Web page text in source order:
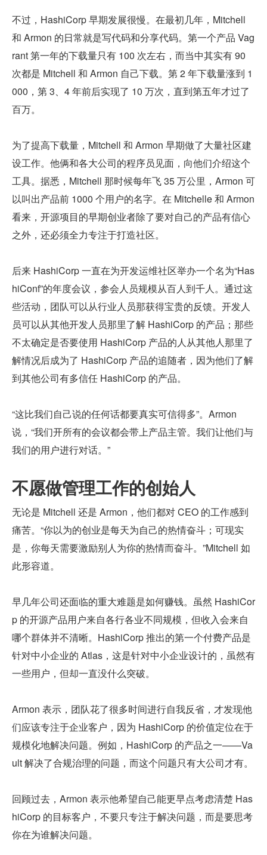
不过，HashiCorp 早期发展很慢。在最初几年，Mitchell
和 Armon 的日常就是写代码和分享代码。第一个产品 Vag
rant 第一年的下载量只有 100 次左右，而当中其实有 90
次都是 Mitchell 和 Armon 自己下载。第 2 年下载量涨到 1
000，第 3、4 年前后实现了 10 万次，直到第五年才过了
百万。
为了提高下载量，Mitchell 和 Armon 早期做了大量社区建
设工作。他俩和各大公司的程序员见面，向他们介绍这个
工具。据悉，Mitchell 那时候每年飞 35 万公里，Armon 可
以叫出产品前 1000 个用户的名字。在 Mitchelle 和 Armon
看来，开源项目的早期创业者除了要对自己的产品有信心
之外，还必须全力专注于打造社区。
后来 HashiCorp 一直在为开发运维社区举办一个名为“Has
hiConf”的年度会议，参会人员规模从百人到千人。通过这
些活动，团队可以从行业人员那获得宝贵的反馈。开发人
员可以从其他开发人员那里了解 HashiCorp 的产品；那些
不太确定是否要使用 HashiCorp 产品的人从其他人那里了
解情况后成为了 HashiCorp 产品的追随者，因为他们了解
到其他公司有多信任 HashiCorp 的产品。
“这比我们自己说的任何话都要真实可信得多”。Armon
说，“我们开所有的会议都会带上产品主管。我们让他们与
我们的用户进行对话。”
不愿做管理工作的创始人
无论是 Mitchell 还是 Armon，他们都对 CEO 的工作感到
痛苦。“你以为的创业是每天为自己的热情奋斗；可现实
是，你每天需要激励别人为你的热情而奋斗。”Mitchell 如
此形容道。
早几年公司还面临的重大难题是如何赚钱。虽然 HashiCor
p 的开源产品用户来自各行各业不同规模，但收入会来自
哪个群体并不清晰。HashiCorp 推出的第一个付费产品是
针对中小企业的 Atlas，这是针对中小企业设计的，虽然有
一些用户，但却一直没什么突破。
Armon 表示，团队花了很多时间进行自我反省，才发现他
们应该专注于企业客户，因为 HashiCorp 的价值定位在于
规模化地解决问题。例如，HashiCorp 的产品之一——Va
ult 解决了合规治理的问题，而这个问题只有大公司才有。
回顾过去，Armon 表示他希望自己能更早点考虑清楚 Has
hiCorp 的目标客户，不要只专注于解决问题，而是要思考
你在为谁解决问题。